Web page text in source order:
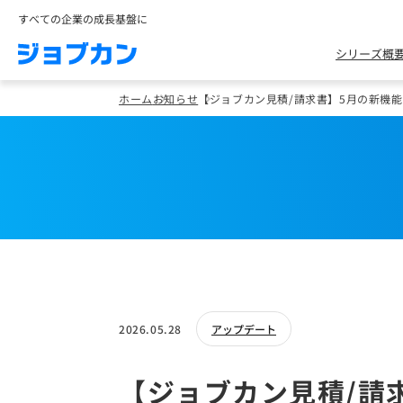
すべての企業の成長基盤に
シリーズ概
ホームお知らせ 【ジョブカン見積/請求書】5月の新機
2026.05.28 アップデート
【ジョブカン見積/